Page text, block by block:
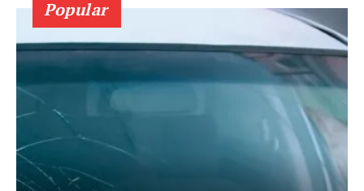
Popular